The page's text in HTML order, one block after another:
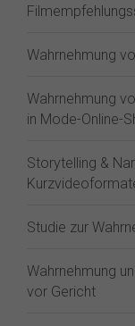
Wahrnehmung
Wahrnehmung
in Mode-Online-
Storytelling &
Studie zur
Wahrnehmung
vor Gericht